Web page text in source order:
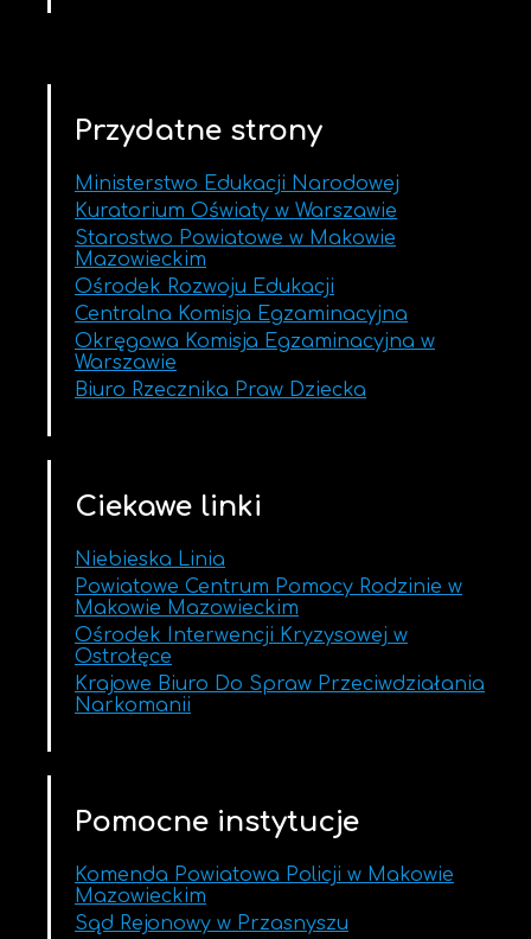
Przydatne strony
Ministerstwo Edukacji Narodowej
Kuratorium Oświaty w Warszawie
Starostwo Powiatowe w Makowie
Mazowieckim
Ośrodek Rozwoju Edukacji
Centralna Komisja Egzaminacyjna
Okręgowa Komisja Egzaminacyjna w
Warszawie
Biuro Rzecznika Praw Dziecka
Ciekawe linki
Niebieska Linia
Powiatowe Centrum Pomocy Rodzinie w
Makowie Mazowieckim
Ośrodek Interwencji Kryzysowej w
Ostrołęce
Krajowe Biuro Do Spraw Przeciwdziałania
Narkomanii
Pomocne instytucje
Komenda Powiatowa Policji w Makowie
Mazowieckim
Sąd Rejonowy w Przasnyszu